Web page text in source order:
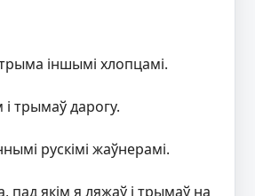
трыма іншымі хлопцамі.
трымаў дарогу.
рускімі жаўнерамі.
якім я ляжаў і трымаў на